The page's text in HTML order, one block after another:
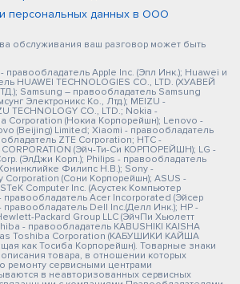
персональных данных в ООО
обслуживания ваш разговор может быть
правообладатель Apple Inc. (Эпл Инк.); Huawei и
HUAWEI TECHNOLOGIES CO., LTD. (ХУАВЕЙ
Samsung – правообладатель Samsung
Электроникс Ко., Лтд.); MEIZU -
TECHNOLOGY CO., LTD.; Nokia -
Corporation (Нокиа Корпорейшн); Lenovo -
(Beijing) Limited; Xiaomi - правообладатель
ZTE Corporation; HTC -
(Эйч-Ти-Си КОРПОРЕЙШН); LG -
(ЭлДжи Корп.); Philips - правообладатель
Филипс Н.В.); Sony -
Corporation (Сони Корпорейшн); ASUS -
Computer Inc. (Асустек Компьютер
правообладатель Acer Incorporated (Эйсер
правообладатель Dell Inc.(Делл Инк.); HP -
Packard Group LLC (ЭйчПи Хьюлетт
- правообладатель KABUSHIKI KAISHA
Toshiba Corporation (КАБУШИКИ КАЙША
как Тосиба Корпорейшн). Товарные знаки
товара, в отношении которых
ремонту сервисными центрами
в неавторизованных сервисных